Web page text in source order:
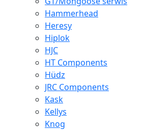
Hammerhead
Heresy
Hiplok
HJC
HT Components
Hüdz
JRC Components
Kask
Kellys
Knog